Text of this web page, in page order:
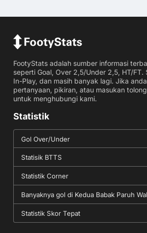
FootyStats adalah sumber informasi
seperti Goal, Over 2,5/Under 2,5, HT/FT.
In-Play, dan masih banyak lagi. Jika
pertanyaan, pikiran, atau masukan
untuk menghubungi kami.
Statistik
Gol Over/Under
Statisik BTTS
Statistik Corner
Banyaknya gol di Kedua Babak Paruh
Statistik Skor Tepat